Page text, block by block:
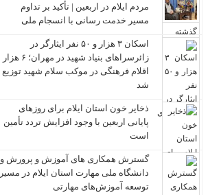
مردم ایلام در اربعین | تأکید بر تداوم
مسیر خدمت‌ رسانی با انسجام ملی
اسکان ۳ هزار و ۵۰ نفر ایثارگر در
زائرسراهای بنیاد شهید در مهران؛ ۶ هزار
اقلام فرهنگی در موکب سلام شهید توزیع
شد
ذخایر خون استان ایلام برای روزهای
پایانی اربعین با وجود افزایش تردد تأمین
است
گسترش همکاری‌ های آموزش و پرورش و
دانشگاه ملی مهارت استان ایلام در مسیر
توسعه آموزش‌های مهارتی